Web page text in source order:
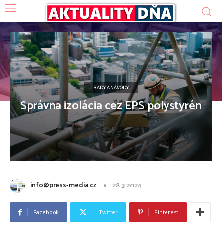
RADY A NÁVODY
Správna izolácia cez EPS polystyrén
info@press-media.cz 28.3.2024
Facebook Twitter Pinterest